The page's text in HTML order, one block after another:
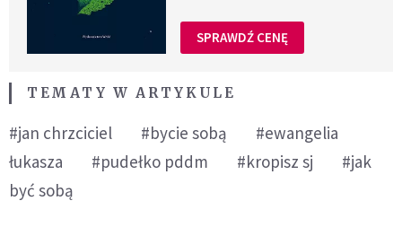
SPRAWDŹ CENĘ
TEMATY W ARTYKULE
#jan chrzciciel #bycie sobą
#ewangelia
łukasza
#pudełko pddm #kropisz sj
#jak
być sobą